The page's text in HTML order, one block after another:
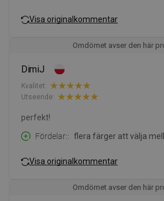
Visa originalkommentar
Omdömet avser den här
DimiJ
Kvalitet:
Utseende:
perfekt!
Fördelar:
flera färger att välja
Visa originalkommentar
Omdömet avser den här